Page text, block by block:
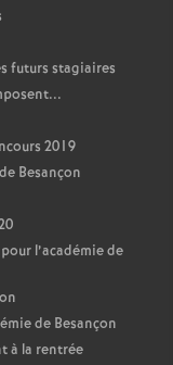
futurs stagiaires
2019
Besançon
l’académie de
de Besançon
à la rentrée